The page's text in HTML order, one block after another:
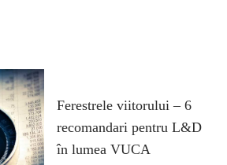
Ferestrele viitorului – 6
recomandari pentru L&D
în lumea VUCA